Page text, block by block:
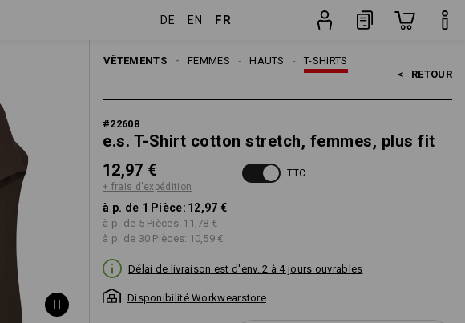
DE EN FR
VÊTEMENTS T-SHIRTS
HAUTS
FEMMES
< RETOUR
#22608
e.s. T-Shirt cotton stretch, femmes, plus fit
12,97 €
+ frais d'expédition
TTC
à p. de 1 Pièce: 12,97 €
à p. de 5 Pièces: 11,78 €
à p. de 30 Pièces: 10,59 €
Délai de livraison est d'env. 2 à 4 jours ouvrables
Disponibilité Workwearstore